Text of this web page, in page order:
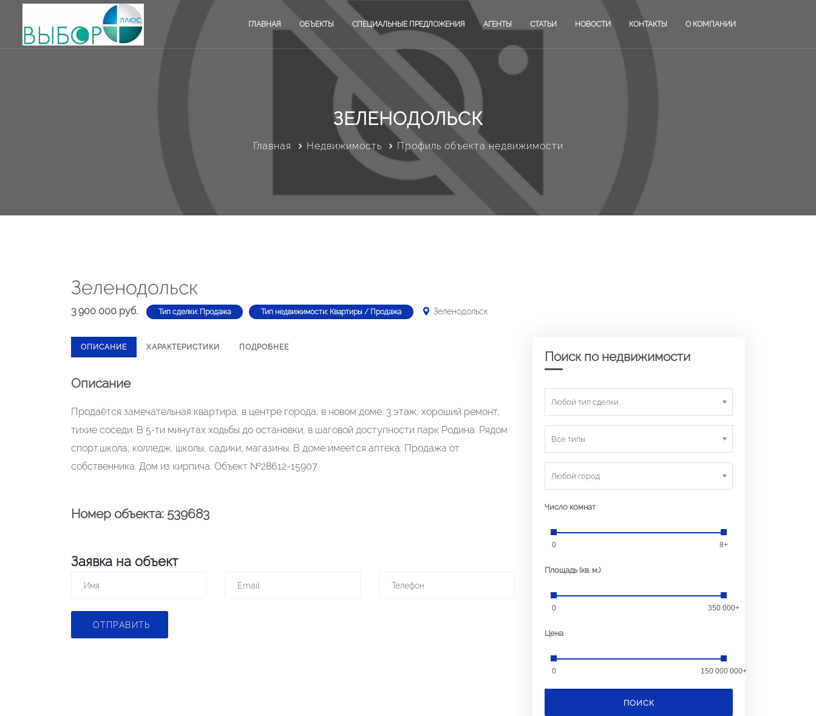
ГЛАВНАЯ ОБЪЕКТЫ СПЕЦИАЛЬНЫЕ ПРЕДЛОЖЕНИЯ АГЕНТЫ СТАТЬИ НОВОСТИ КОНТАКТЫ О КОМПАНИИ
ЗЕЛЕНОДОЛЬСК
Главная Недвижимость Профиль объекта недвижимости
Зеленодольск
3 900 000 руб. Тип сделки: Продажа Тип недвижимости: Квартиры / Продажа Зеленодольск
ОПИСАНИЕ ХАРАКТЕРИСТИКИ ПОДРОБНЕЕ
Описание
Продаётся замечательная квартира, в центре города, в новом доме. 3 этаж, хороший ремонт,
тихие соседи. В 5-ти минутах ходьбы до остановки, в шаговой доступности парк Родина. Рядом
спорт.школа, колледж, школы, садики, магазины. В доме имеется аптека. Продажа от
собственника. Дом из кирпича. Объект №28612-15907.
Номер объекта: 539683
Заявка на объект
ОТПРАВИТЬ
Поиск по недвижимости
Любой тип сделки
Все типы
Любой город
Число комнат
0 8+
Площадь (кв. м.)
0 350 000+
Цена
0 150 000 000+
ПОИСК